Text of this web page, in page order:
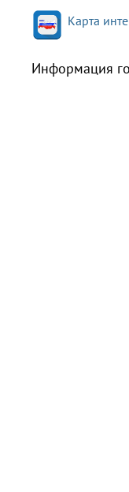
Карта
Информация